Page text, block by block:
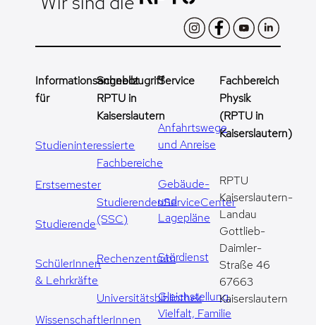
Informationsangebot
für
Studieninteressierte
Erstsemester
Studierende
SchülerInnen
& Lehrkräfte
WissenschaftlerInnen
Schnellzugriff
RPTU in
Kaiserslautern
Fachbereiche
StudierendenServiceCenter
(SSC)
Rechenzentrum
Universitätsbibliothek
Service
Anfahrtswege
und Anreise
Gebäude-
und
Lagepläne
Stördienst
Gleichstellung,
Vielfalt, Familie
Fachbereich
Physik
(RPTU in
Kaiserslautern)
RPTU
Kaiserslautern-
Landau
Gottlieb-
Daimler-
Straße 46
67663
Kaiserslautern